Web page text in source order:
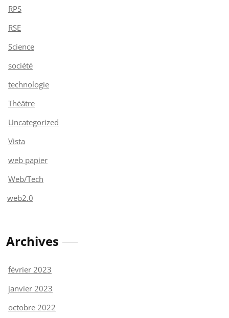
RPS
RSE
Science
société
technologie
Théâtre
Uncategorized
Vista
web papier
Web/Tech
web2.0
Archives
février 2023
janvier 2023
octobre 2022